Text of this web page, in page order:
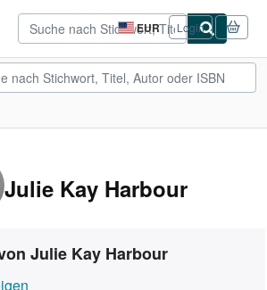
EUR
Seite
der
Einkaufseinstellungen.
Login
Julie Kay Harbour
Julie Kay Harbour